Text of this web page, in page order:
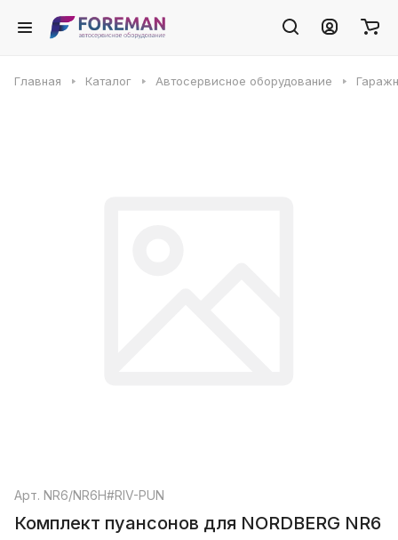
Главная Каталог Автосервисное оборудование
Арт. NR6/NR6H#RIV-PUN
Комплект пуансонов для NORDBERG NR6